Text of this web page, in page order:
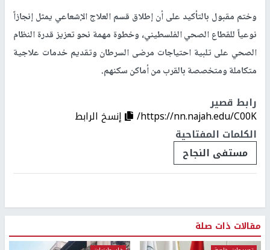
وختم مقبول بالتأكيد على أن إطلاق قسم العلاج الإشعاعي يمثل إنجازاً
نوعياً للقطاع الصحي الفلسطيني، وخطوة مهمة نحو تعزيز قدرة النظام
الصحي على تلبية احتياجات مرضى السرطان وتقديم خدمات علاجية
متكاملة ومتخصصة بالقرب من أماكن سكنهم.
رابط قصير
https://nn.najah.edu/C00K/
إنسخ الرابط
الكلمات المفتاحية
مستفى النجاح
مقالات ذات صلة